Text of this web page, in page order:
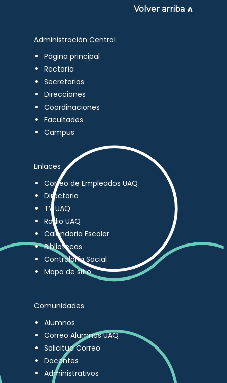
Volver arriba ∧
Administración Central
Página principal
Rectoría
Secretarios
Direcciones
Coordinaciones
Facultades
Campus
Enlaces
Correo de Empleados UAQ
Directorio
TV UAQ
Radio UAQ
Calendario Escolar
Bibliotecas
Contraloría Social
Mapa de sitio
Comunidades
Alumnos
Correo Alumnos UAQ
Solicitud Correo
Docentes
Administrativos